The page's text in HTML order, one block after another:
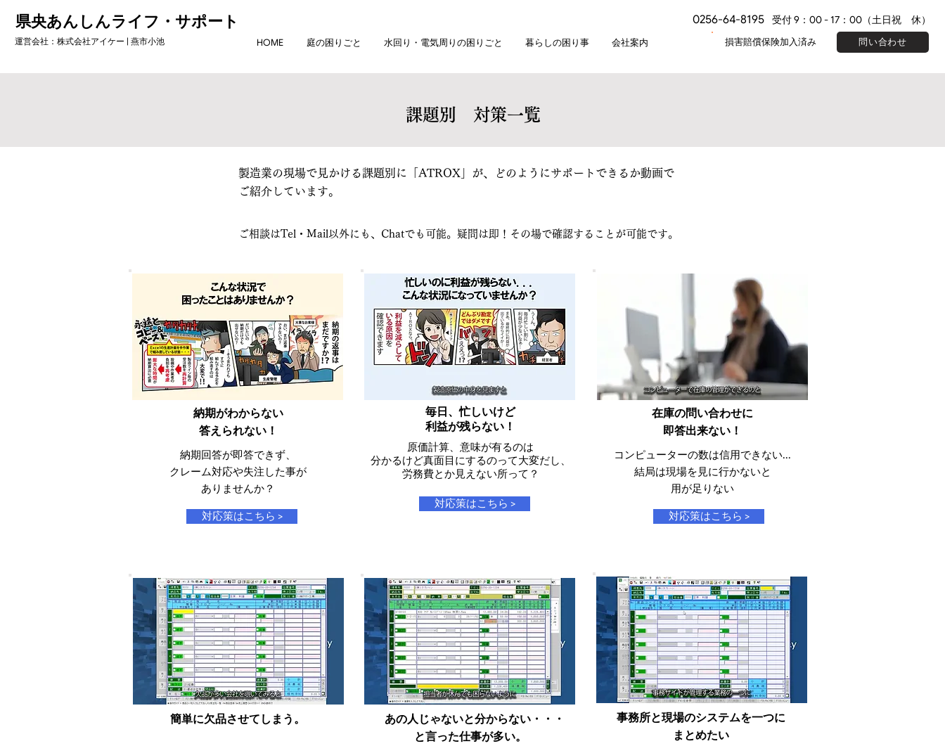
県央あんしんライフ・サポート
運営会社：株式会社アイケー | 燕市小池
0256-64-8195 受付 9：00 - 17：00（土日祝 休）
損害賠償保険加入済み 問い合わせ
HOME 庭の困りごと 水回り・電気周りの困りごと 暮らしの困り事 会社案内
課題別 対策一覧
製造業の現場で見かける課題別に「ATROX」が、
どのようにサポートできるか動画で
ご紹介しています。
ご相談はTel・Mail以外にも、Chatでも可能。疑問は即！その場で確認することが可能です。
納期がわからない
​答えられない！
納期回答が即答できず、
​クレーム対応や失注した事が
​ありませんか？
対応策はこちら >
毎日、忙しいけど
​利益が残らない！
原価計算、意味が有るのは
分かるけど真面目にするのって大変だし、
​労務費とか見えない所って？
対応策はこちら >
在庫の問い合わせに
​即答出来ない！
コンピューターの数は​信用できない...
結局は現場を見に行かないと
​用が足りない
対応策はこちら >
簡単に欠品させてしまう。
あの人じゃないと分からない・・・
と言った仕事が多い。
事務所と現場のシステムを一つに
まとめたい